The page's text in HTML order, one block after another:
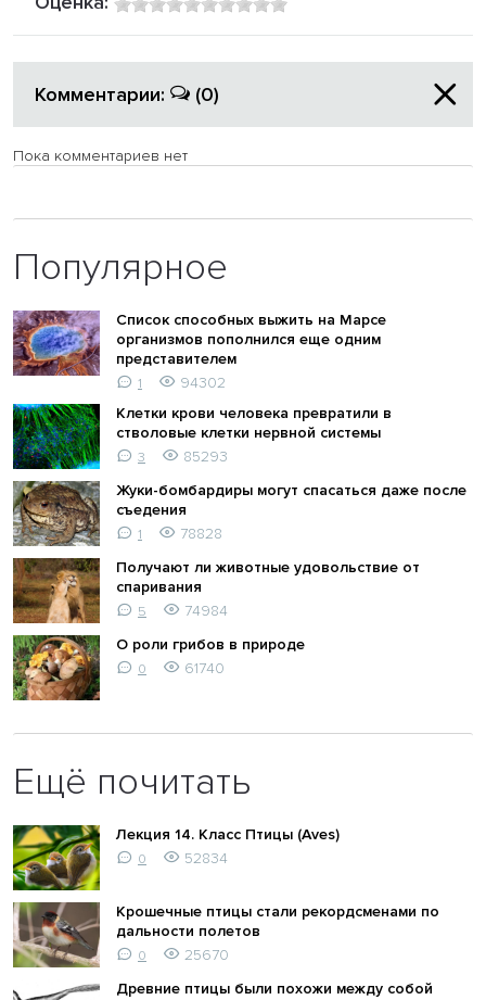
Комментарии: (0)
Пока комментариев нет
Популярное
Список способных выжить на Марсе
организмов пополнился еще одним
представителем
1
94302
Клетки крови человека превратили в
стволовые клетки нервной системы
3
85293
Жуки-бомбардиры могут спасаться даже после
съедения
1
78828
Получают ли животные удовольствие от
спаривания
5
74984
О роли грибов в природе
0 61740
Ещё почитать
Лекция 14. Класс Птицы (Aves)
0 52834
Крошечные птицы стали рекордсменами по
дальности полетов
0
25670
Древние птицы были похожи между собой